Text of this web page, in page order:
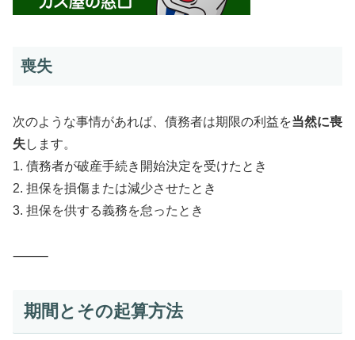
喪失
次のような事情があれば、債務者は期限の利益を当然に喪
失します。
1. 債務者が破産手続き開始決定を受けたとき
2. 担保を損傷または減少させたとき
3. 担保を供する義務を怠ったとき
⸻
期間とその起算方法